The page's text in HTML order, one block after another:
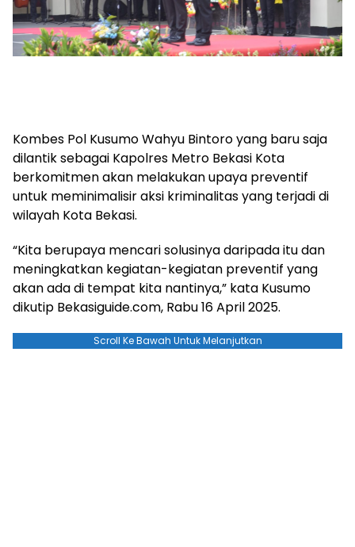
Kombes Pol Kusumo Wahyu Bintoro yang baru saja
dilantik sebagai Kapolres Metro Bekasi Kota
berkomitmen akan melakukan upaya preventif
untuk meminimalisir aksi kriminalitas yang terjadi di
wilayah Kota Bekasi.
“Kita berupaya mencari solusinya daripada itu dan
meningkatkan kegiatan-kegiatan preventif yang
akan ada di tempat kita nantinya,” kata Kusumo
dikutip Bekasiguide.com, Rabu 16 April 2025.
Scroll Ke Bawah Untuk Melanjutkan